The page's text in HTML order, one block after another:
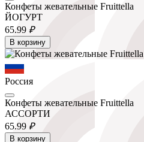
Конфеты жевательные Fruittella
ЙОГУРТ
65.99 ₽
В корзину
Россия
Конфеты жевательные Fruittella
АССОРТИ
65.99 ₽
В корзину